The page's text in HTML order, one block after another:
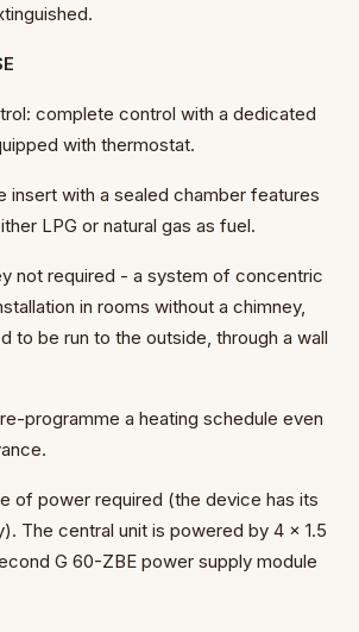
complete control with a dedicated
with thermostat.
insert with a sealed chamber features
LPG or natural gas as fuel.
not required - a system of concentric
in rooms without a chimney,
to be run to the outside, through a wall
programme a heating schedule even
of power required (the device has its
The central unit is powered by 4 x 1.5
G 60-ZBE power supply module